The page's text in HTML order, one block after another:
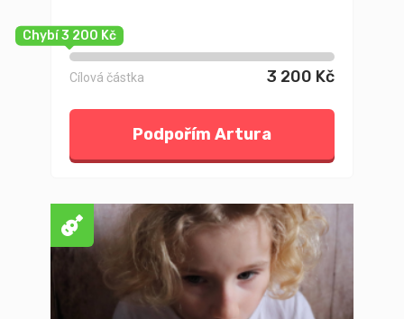
Chybí 3 200 Kč
Cílová částka 3 200 Kč
Podpořím Artura